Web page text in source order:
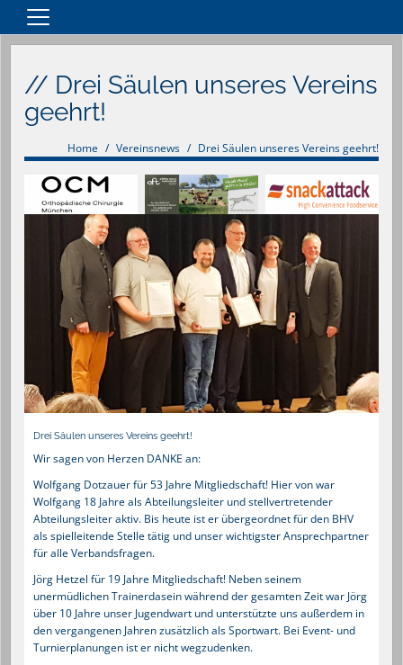
Teams
Vereinsnews
Anfahrt
Spielpläne
Merchandise Artikel
Sponsoren
Impressum
// Drei Säulen unseres Vereins
geehrt!
Home Vereinsnews Drei Säulen unseres Vereins geehrt!
Drei Säulen unseres Vereins geehrt!
Wir sagen von Herzen DANKE an:
Wolfgang Dotzauer für 53 Jahre Mitgliedschaft! Hier von war
Wolfgang 18 Jahre als Abteilungsleiter und stellvertretender
Abteilungsleiter aktiv. Bis heute ist er übergeordnet für den BHV
als spielleitende Stelle tätig und unser wichtigster Ansprechpartner
für alle Verbandsfragen.
Jörg Hetzel für 19 Jahre Mitgliedschaft! Neben seinem
unermüdlichen Trainerdasein während der gesamten Zeit war Jörg
über 10 Jahre unser Jugendwart und unterstützte uns außerdem in
den vergangenen Jahren zusätzlich als Sportwart. Bei Event- und
Turnierplanungen ist er nicht wegzudenken.